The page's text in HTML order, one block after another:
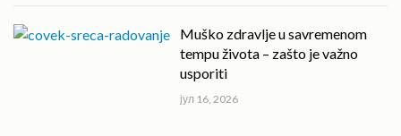
Muško zdravlje u savremenom
tempu života – zašto je važno
usporiti
јул 16, 2026